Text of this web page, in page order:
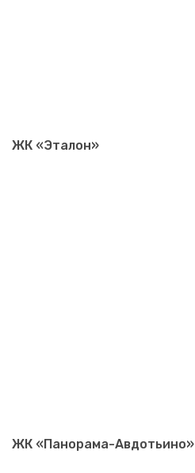
ЖК «Эталон»
ЖК «Панорама-Авдотьино»